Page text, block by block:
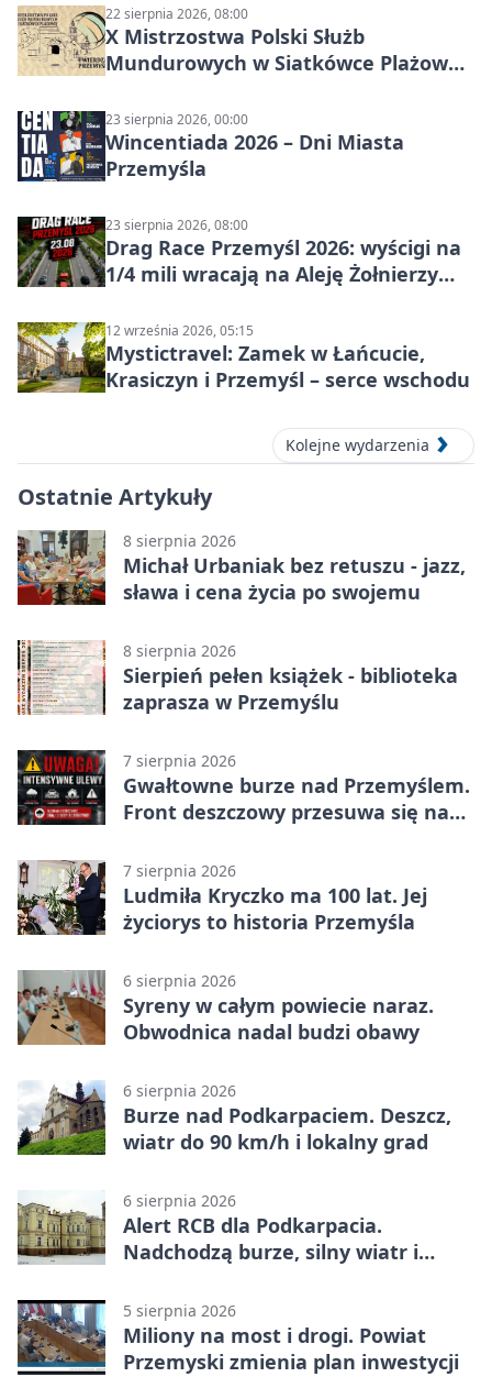
22 sierpnia 2026, 08:00
X Mistrzostwa Polski Służb
Mundurowych w Siatkówce Plażowej
23 sierpnia 2026, 00:00
Wincentiada 2026 – Dni Miasta
Przemyśla
23 sierpnia 2026, 08:00
Drag Race Przemyśl 2026: wyścigi na
1/4 mili wracają na Aleję Żołnierzy
12 września 2026, 05:15
Mystictravel: Zamek w Łańcucie,
Krasiczyn i Przemyśl – serce wschodu
Kolejne wydarzenia
Ostatnie Artykuły
8 sierpnia 2026
Michał Urbaniak bez retuszu - jazz,
sława i cena życia po swojemu
8 sierpnia 2026
Sierpień pełen książek - biblioteka
zaprasza w Przemyślu
7 sierpnia 2026
Gwałtowne burze nad Przemyślem.
Front deszczowy przesuwa się na
7 sierpnia 2026
Ludmiła Kryczko ma 100 lat. Jej
życiorys to historia Przemyśla
6 sierpnia 2026
Syreny w całym powiecie naraz.
Obwodnica nadal budzi obawy
6 sierpnia 2026
Burze nad Podkarpaciem. Deszcz,
wiatr do 90 km/h i lokalny grad
6 sierpnia 2026
Alert RCB dla Podkarpacia.
Nadchodzą burze, silny wiatr i
5 sierpnia 2026
Miliony na most i drogi. Powiat
Przemyski zmienia plan inwestycji